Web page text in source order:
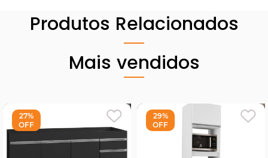
Produtos Relacionados
Mais vendidos
27%
OFF
29%
OFF